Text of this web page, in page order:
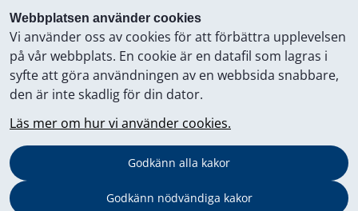
Webbplatsen använder cookies
Vi använder oss av cookies för att förbättra upplevelsen
på vår webbplats. En cookie är en datafil som lagras i
syfte att göra användningen av en webbsida snabbare,
den är inte skadlig för din dator.
Läs mer om hur vi använder cookies.
Godkänn alla kakor
Godkänn nödvändiga kakor